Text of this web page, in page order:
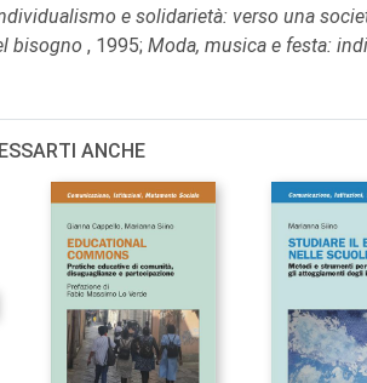
e solidarietà: verso una
bisogno , 1995; Moda, musica e festa:
ANCHE